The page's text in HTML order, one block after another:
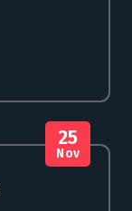
25
Nov